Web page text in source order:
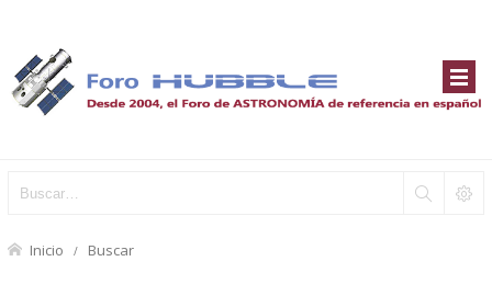
Inicio Buscar